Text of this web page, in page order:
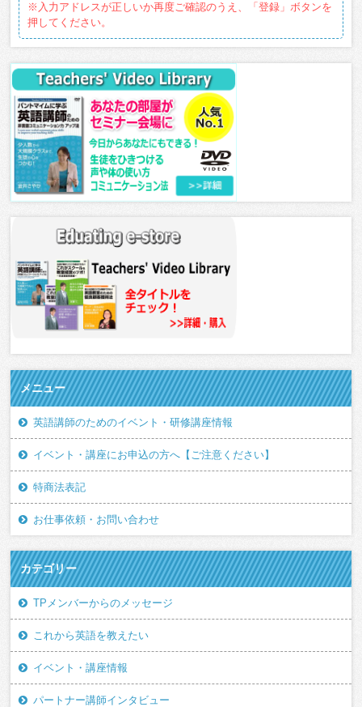
※入力アドレスが正しいか再度ご確認のうえ、「登録」ボタンを
押してください。
メニュー
英語講師のためのイベント・研修講座情報
イベント・講座にお申込の方へ【ご注意ください】
特商法表記
お仕事依頼・お問い合わせ
カテゴリー
TPメンバーからのメッセージ
これから英語を教えたい
イベント・講座情報
パートナー講師インタビュー